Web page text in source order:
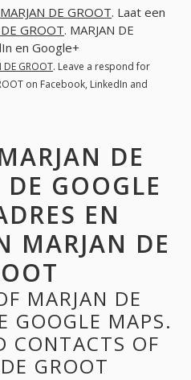
MARJAN DE GROOT. Laat een
GROOT. MARJAN DE
en Google+
DE GROOT. Leave a respond for
on Facebook, LinkedIn and
DE
GOOGLE
EN
MARJAN DE
MARJAN DE
GOOGLE MAPS.
CONTACTS OF
GROOT